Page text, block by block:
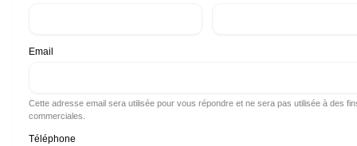
Email
Cette adresse email sera utilisée pour vous répondre et ne sera pas utilisée à des
commerciales.
Téléphone